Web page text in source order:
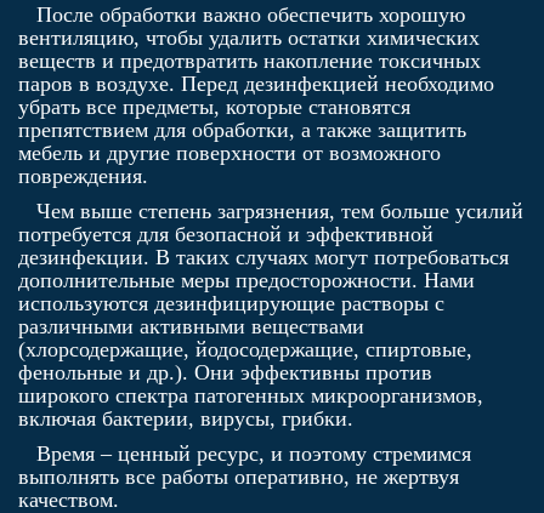
После обработки важно обеспечить хорошую
вентиляцию, чтобы удалить остатки химических
веществ и предотвратить накопление токсичных
паров в воздухе. Перед дезинфекцией необходимо
убрать все предметы, которые становятся
препятствием для обработки, а также защитить
мебель и другие поверхности от возможного
повреждения.
Чем выше степень загрязнения, тем больше усилий
потребуется для безопасной и эффективной
дезинфекции. В таких случаях могут потребоваться
дополнительные меры предосторожности. Нами
используются дезинфицирующие растворы с
различными активными веществами
(хлорсодержащие, йодосодержащие, спиртовые,
фенольные и др.). Они эффективны против
широкого спектра патогенных микроорганизмов,
включая бактерии, вирусы, грибки.
Время – ценный ресурс, и поэтому стремимся
выполнять все работы оперативно, не жертвуя
качеством.